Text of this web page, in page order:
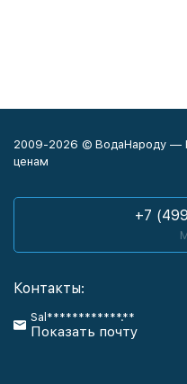
2009-2026 © ВодаНароду —
ценам
+7
Контакты:
Sal************.**
Показать почту